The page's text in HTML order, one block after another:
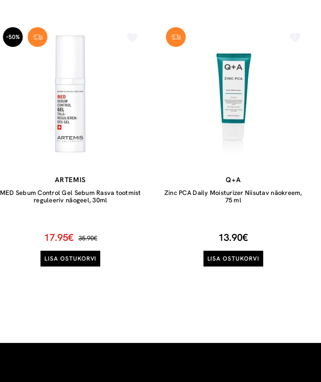
-50%
ARTEMIS
MED Sebum Control Gel Sebum Rasva tootmist
reguleeriv näogeel, 30ml
17.95€ 35.90€
LISA OSTUKORVI
Q+A
Zinc PCA Daily Moisturizer Niisutav näokreem,
75 ml
13.90€
LISA OSTUKORVI